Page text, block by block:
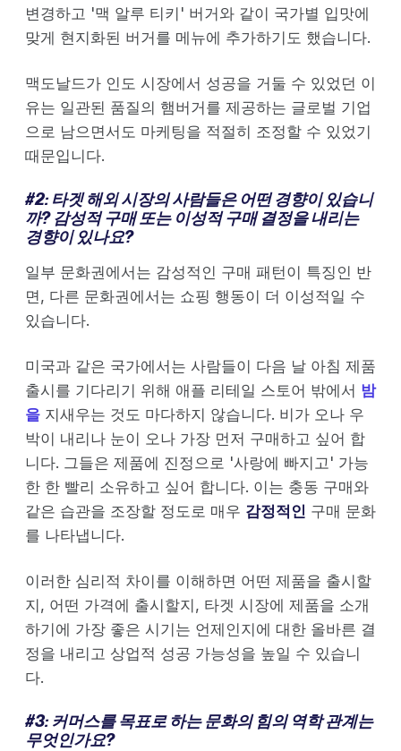
변경하고 '맥 알루 티키' 버거와 같이 국가별 입맛에
맞게 현지화된 버거를 메뉴에 추가하기도 했습니다.
맥도날드가 인도 시장에서 성공을 거둘 수 있었던 이
유는 일관된 품질의 햄버거를 제공하는 글로벌 기업
으로 남으면서도 마케팅을 적절히 조정할 수 있었기
때문입니다.
#2: 타겟 해외 시장의 사람들은 어떤 경향이 있습니
까?감성적 구매 또는 이성적 구매결정을 내리는
경향이 있나요?
일부 문화권에서는 감성적인 구매 패턴이 특징인 반
면, 다른 문화권에서는 쇼핑 행동이 더 이성적일 수
있습니다.
미국과 같은 국가에서는 사람들이 다음 날 아침 제품
출시를 기다리기 위해 애플 리테일 스토어 밖에서 밤
을 지새우는 것도 마다하지 않습니다. 비가 오나 우
박이 내리나 눈이 오나 가장 먼저 구매하고 싶어 합
니다. 그들은 제품에 진정으로 '사랑에 빠지고' 가능
한 한 빨리 소유하고 싶어 합니다. 이는 충동 구매와
같은 습관을 조장할 정도로 매우 감정적인 구매 문화
를 나타냅니다.
이러한 심리적 차이를 이해하면 어떤 제품을 출시할
지, 어떤 가격에 출시할지, 타겟 시장에 제품을 소개
하기에 가장 좋은 시기는 언제인지에 대한 올바른 결
정을 내리고 상업적 성공 가능성을 높일 수 있습니
다.
#3: 커머스를 목표로 하는 문화의 힘의 역학 관계는
무엇인가요?